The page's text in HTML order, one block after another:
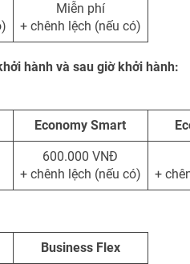
Miễn phí
+ chênh lệch (nếu có)
hành và sau giờ khởi hành:
Economy Smart
600.000 VNĐ
+ chênh lệch (nếu có)
+
Business Flex